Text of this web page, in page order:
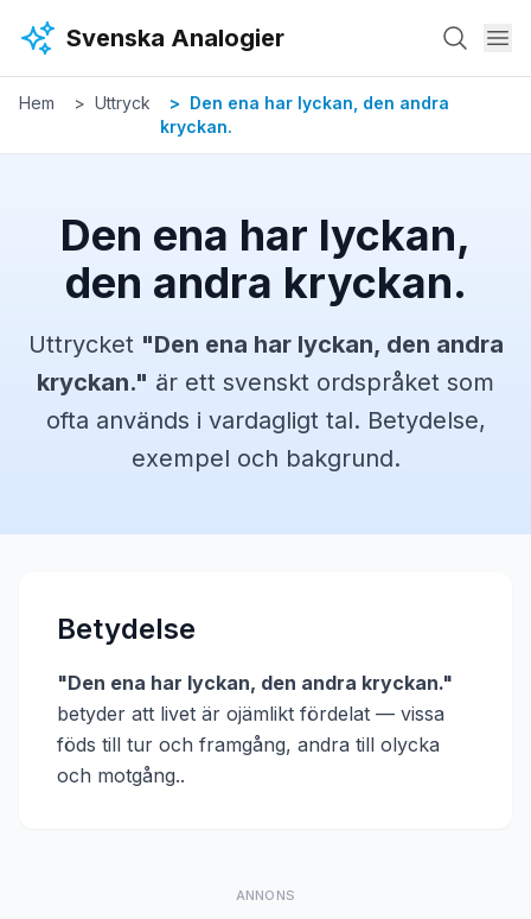
Svenska Analogier
Hem Uttryck
Den ena har lyckan, den andra
kryckan.
Den ena har lyckan,
den andra kryckan.
Uttrycket "Den ena har lyckan, den andra
kryckan." är ett svenskt ordspråket som
ofta används i vardagligt tal. Betydelse,
exempel och bakgrund.
Betydelse
"Den ena har lyckan, den andra kryckan."
betyder att livet är ojämlikt fördelat — vissa
föds till tur och framgång, andra till olycka
och motgång..
ANNONS